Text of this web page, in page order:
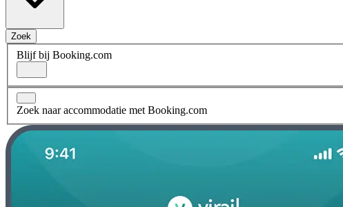
Zoek
Blijf bij Booking.com
Zoek naar accommodatie met Booking.com